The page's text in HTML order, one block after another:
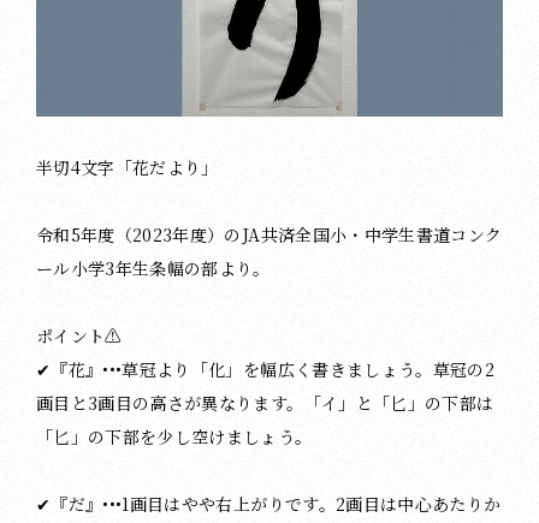
半切4文字「花だより」
令和5年度（2023年度）のJA共済全国小・中学生書道コンク
ール小学3年生条幅の部より。
ポイント⚠️
✔︎『花』•••草冠より「化」を幅広く書きましょう。草冠の2
画目と3画目の高さが異なります。「イ」と「匕」の下部は
「匕」の下部を少し空けましょう。
✔︎『だ』•••1画目はやや右上がりです。2画目は中心あたりか